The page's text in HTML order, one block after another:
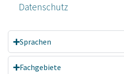
Datenschutz­
Sprachen
Fachgebiete